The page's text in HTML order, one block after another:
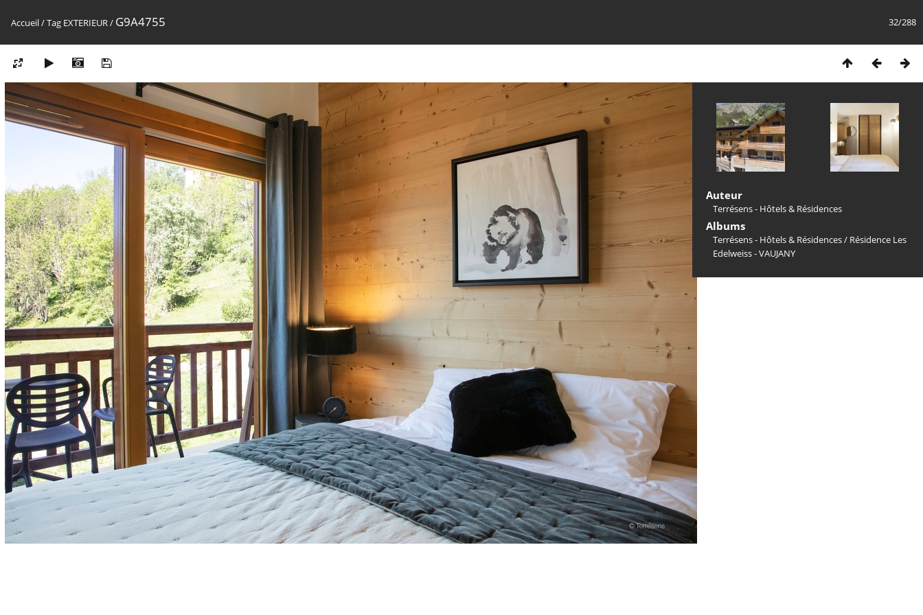
32/288
Accueil/Tag EXTERIEUR/ G9A4755
Auteur
Terrésens - Hôtels & Résidences
Albums
Terrésens - Hôtels & Résidences/ Résidence Les
Edelweiss - VAUJANY